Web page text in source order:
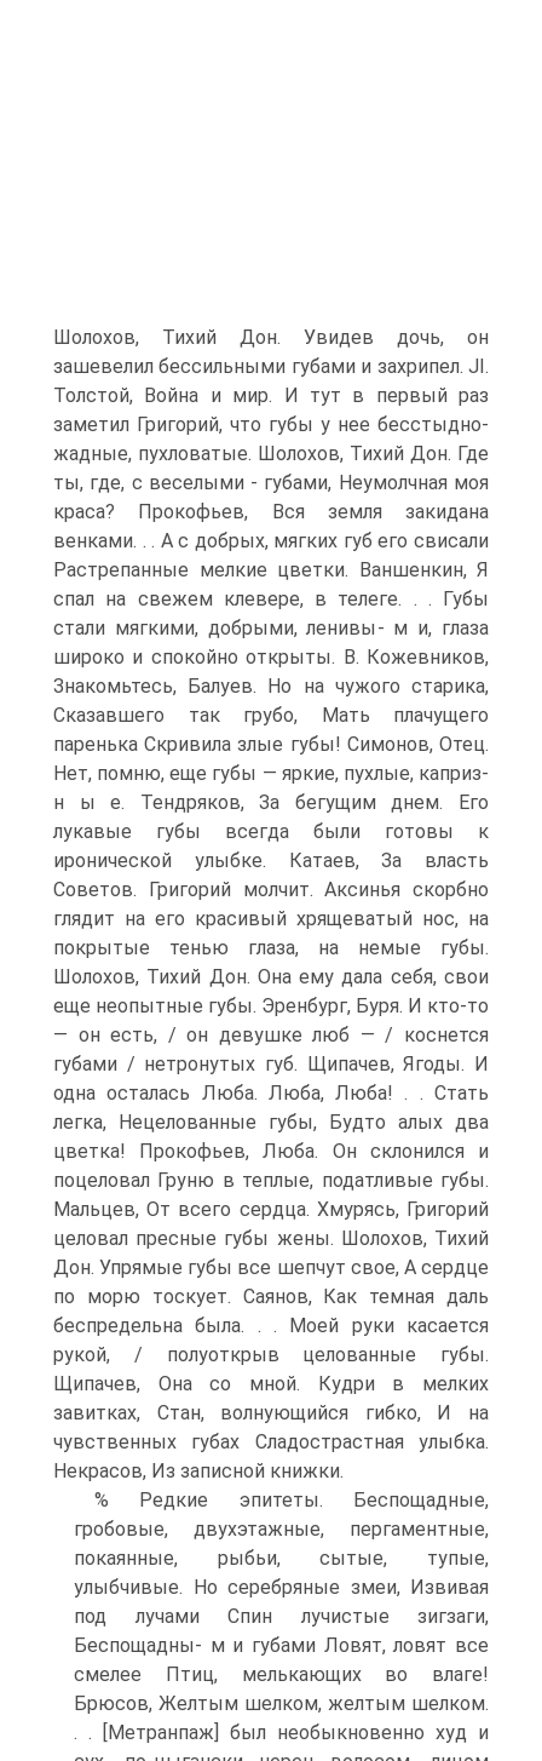
Шолохов, Тихий Дон. Увидев дочь, он
зашевелил бессильными губами и захрипел. JI.
Толстой, Война и мир. И тут в первый раз
заметил Григорий, что губы у нее бесстыдно-
жадные, пухловатые. Шолохов, Тихий Дон. Где
ты, где, с веселыми - губами, Неумолчная моя
краса? Прокофьев, Вся земля закидана
венками. . . А с добрых, мягких губ его свисали
Растрепанные мелкие цветки. Ваншенкин, Я
спал на свежем клевере, в телеге. . . Губы
стали мягкими, добрыми, ленивы- м и, глаза
широко и спокойно открыты. В. Кожевников,
Знакомьтесь, Балуев. Но на чужого старика,
Сказавшего так грубо, Мать плачущего
паренька Скривила злые губы! Симонов, Отец.
Нет, помню, еще губы — яркие, пухлые, каприз-
н ы е. Тендряков, За бегущим днем. Его
лукавые губы всегда были готовы к
иронической улыбке. Катаев, За власть
Советов. Григорий молчит. Аксинья скорбно
глядит на его красивый хрящеватый нос, на
покрытые тенью глаза, на немые губы.
Шолохов, Тихий Дон. Она ему дала себя, свои
еще неопытные губы. Эренбург, Буря. И кто-то
— он есть, / он девушке люб — / коснется
губами / нетронутых губ. Щипачев, Ягоды. И
одна осталась Люба. Люба, Люба! . . Стать
легка, Нецелованные губы, Будто алых два
цветка! Прокофьев, Люба. Он склонился и
поцеловал Груню в теплые, податливые губы.
Мальцев, От всего сердца. Хмурясь, Григорий
целовал пресные губы жены. Шолохов, Тихий
Дон. Упрямые губы все шепчут свое, А сердце
по морю тоскует. Саянов, Как темная даль
беспредельна была. . . Моей руки касается
рукой, / полуоткрыв целованные губы.
Щипачев, Она со мной. Кудри в мелких
завитках, Стан, волнующийся гибко, И на
чувственных губах Сладострастная улыбка.
Некрасов, Из записной книжки.
% Редкие эпитеты. Беспощадные,
гробовые, двухэтажные, пергаментные,
покаянные, рыбьи, сытые, тупые,
улыбчивые. Но серебряные змеи, Извивая
под лучами Спин лучистые зигзаги,
Беспощадны- м и губами Ловят, ловят все
смелее Птиц, мелькающих во влаге!
Брюсов, Желтым шелком, желтым шелком.
. . [Метранпаж] был необыкновенно худ и